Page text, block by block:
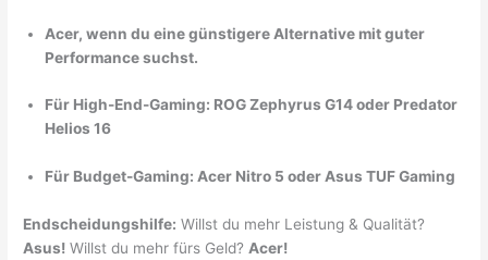
Acer, wenn du eine günstigere Alternative mit guter
Performance suchst.
Für High-End-Gaming: ROG Zephyrus G14 oder Predator
Helios 16
Für Budget-Gaming: Acer Nitro 5 oder Asus TUF Gaming
Endscheidungshilfe: Willst du mehr Leistung & Qualität?
Asus! Willst du mehr fürs Geld? Acer!